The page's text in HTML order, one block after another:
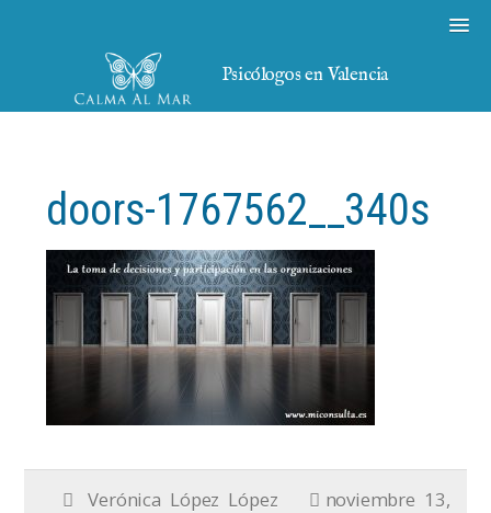
Psicólogos en Valencia
doors-1767562__340s
Verónica López López
noviembre 13,